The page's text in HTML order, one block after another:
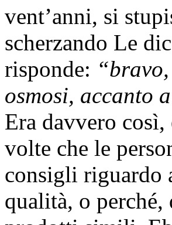
vent’anni, si
scherzando Le
risponde:
osmosi, accanto
Era davvero
volte che le
consigli riguardo
qualità, o perché,